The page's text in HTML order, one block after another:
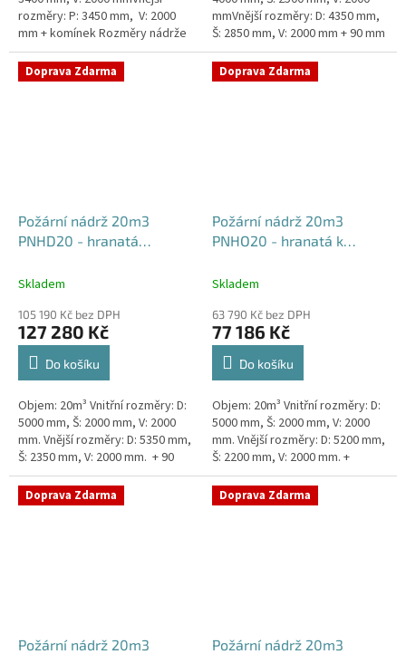
rozměry: P: 3450 mm, V: 2000
mm + komínek Rozměry nádrže
možno jakkoliv upravit -
vyrobíme nádrž na míru!Nádrž...
mmVnější rozměry: D: 4350 mm,
Š: 2850 mm, V: 2000 mm + 90 mm
žebra proti spodní vodě +
komínek Běžná doba dodání 2-
3...
Doprava Zdarma
Požární nádrž 20m3
PNHD20 - hranatá
500x200x200
Skladem
105 190 Kč bez DPH
127 280 Kč
Do košíku
Objem: 20m³ Vnitřní rozměry: D:
5000 mm, Š: 2000 mm, V: 2000
mm. Vnější rozměry: D: 5350 mm,
Š: 2350 mm, V: 2000 mm. + 90
mm žebra proti spodní vodě +
komínek Běžná...
Doprava Zdarma
Požární nádrž 20m3
PNHO20 - hranatá k
500x200x200
Skladem
63 790 Kč bez DPH
77 186 Kč
Do košíku
Objem: 20m³ Vnitřní rozměry: D:
5000 mm, Š: 2000 mm, V: 2000
mm. Vnější rozměry: D: 5200 mm,
Š: 2200 mm, V: 2000 mm. +
komínek Běžná doba dodání 2-3
týdny od objednávky....
Doprava Zdarma
Požární nádrž 20m3
Doprava Zdarma
Požární nádrž 20m3